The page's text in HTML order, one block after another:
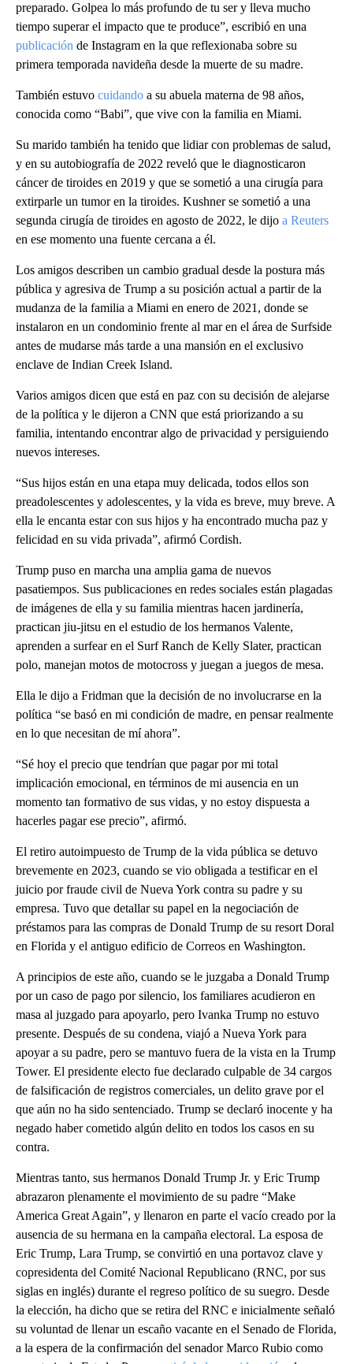
preparado. Golpea lo más profundo de tu ser y lleva mucho
tiempo superar el impacto que te produce”, escribió en una
publicación de Instagram en la que reflexionaba sobre su
primera temporada navideña desde la muerte de su madre.
También estuvo cuidando a su abuela materna de 98 años,
conocida como “Babi”, que vive con la familia en Miami.
Su marido también ha tenido que lidiar con problemas de salud,
y en su autobiografía de 2022 reveló que le diagnosticaron
cáncer de tiroides en 2019 y que se sometió a una cirugía para
extirparle un tumor en la tiroides. Kushner se sometió a una
segunda cirugía de tiroides en agosto de 2022, le dijo a Reuters
en ese momento una fuente cercana a él.
Los amigos describen un cambio gradual desde la postura más
pública y agresiva de Trump a su posición actual a partir de la
mudanza de la familia a Miami en enero de 2021, donde se
instalaron en un condominio frente al mar en el área de Surfside
antes de mudarse más tarde a una mansión en el exclusivo
enclave de Indian Creek Island.
Varios amigos dicen que está en paz con su decisión de alejarse
de la política y le dijeron a CNN que está priorizando a su
familia, intentando encontrar algo de privacidad y persiguiendo
nuevos intereses.
“Sus hijos están en una etapa muy delicada, todos ellos son
preadolescentes y adolescentes, y la vida es breve, muy breve. A
ella le encanta estar con sus hijos y ha encontrado mucha paz y
felicidad en su vida privada”, afirmó Cordish.
Trump puso en marcha una amplia gama de nuevos
pasatiempos. Sus publicaciones en redes sociales están plagadas
de imágenes de ella y su familia mientras hacen jardinería,
practican jiu-jitsu en el estudio de los hermanos Valente,
aprenden a surfear en el Surf Ranch de Kelly Slater, practican
polo, manejan motos de motocross y juegan a juegos de mesa.
Ella le dijo a Fridman que la decisión de no involucrarse en la
política “se basó en mi condición de madre, en pensar realmente
en lo que necesitan de mí ahora”.
“Sé hoy el precio que tendrían que pagar por mi total
implicación emocional, en términos de mi ausencia en un
momento tan formativo de sus vidas, y no estoy dispuesta a
hacerles pagar ese precio”, afirmó.
El retiro autoimpuesto de Trump de la vida pública se detuvo
brevemente en 2023, cuando se vio obligada a testificar en el
juicio por fraude civil de Nueva York contra su padre y su
empresa. Tuvo que detallar su papel en la negociación de
préstamos para las compras de Donald Trump de su resort Doral
en Florida y el antiguo edificio de Correos en Washington.
A principios de este año, cuando se le juzgaba a Donald Trump
por un caso de pago por silencio, los familiares acudieron en
masa al juzgado para apoyarlo, pero Ivanka Trump no estuvo
presente. Después de su condena, viajó a Nueva York para
apoyar a su padre, pero se mantuvo fuera de la vista en la Trump
Tower. El presidente electo fue declarado culpable de 34 cargos
de falsificación de registros comerciales, un delito grave por el
que aún no ha sido sentenciado. Trump se declaró inocente y ha
negado haber cometido algún delito en todos los casos en su
contra.
Mientras tanto, sus hermanos Donald Trump Jr. y Eric Trump
abrazaron plenamente el movimiento de su padre “Make
America Great Again”, y llenaron en parte el vacío creado por la
ausencia de su hermana en la campaña electoral. La esposa de
Eric Trump, Lara Trump, se convirtió en una portavoz clave y
copresidenta del Comité Nacional Republicano (RNC, por sus
siglas en inglés) durante el regreso político de su suegro. Desde
la elección, ha dicho que se retira del RNC e inicialmente señaló
su voluntad de llenar un escaño vacante en el Senado de Florida,
a la espera de la confirmación del senador Marco Rubio como